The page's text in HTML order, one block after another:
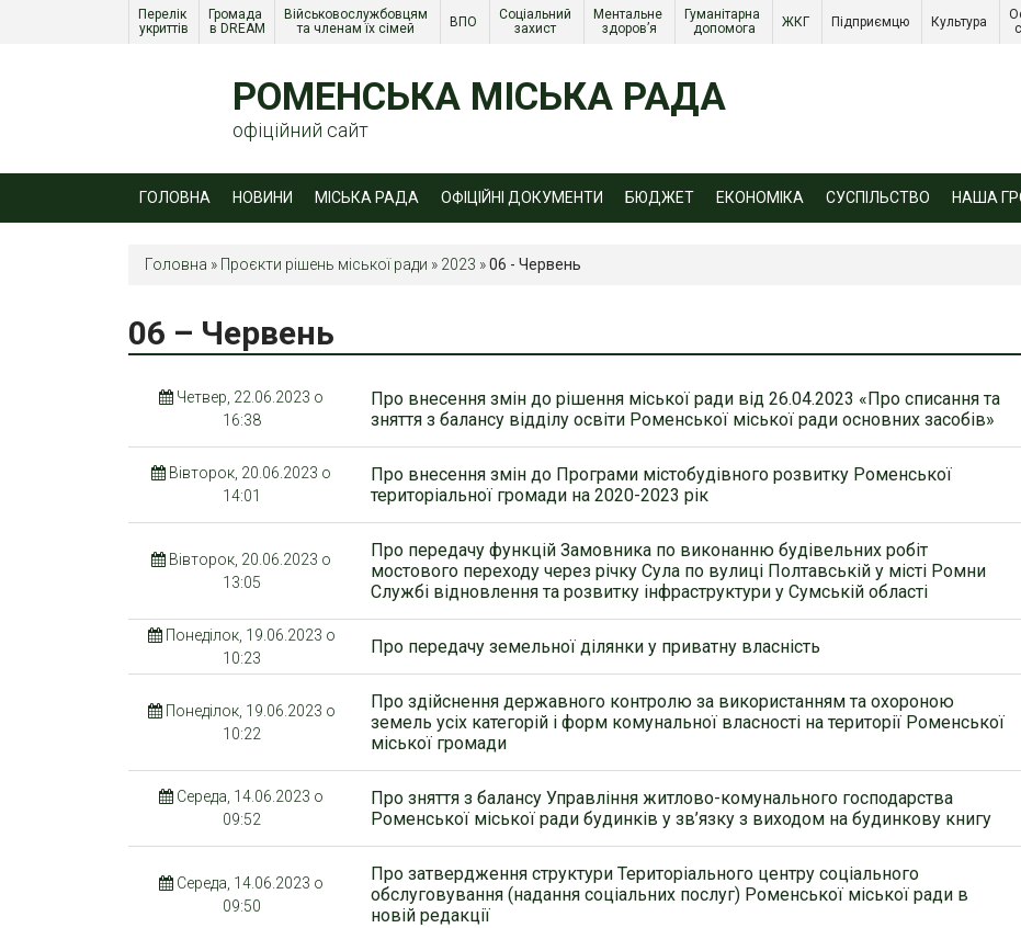
Перелік
укриттів
Громада
в DREAM
Військовослужбовцям
та членам їх сімей
ВПО
Соціальний
захист
Ментальне
здоров’я
Гуманітарна
допомога
ЖКГ Підприємцю Культура
РОМЕНСЬКА МІСЬКА РАДА
офіційний сайт
ГОЛОВНА НОВИНИ МІСЬКА РАДА ОФІЦІЙНІ ДОКУМЕНТИ БЮДЖЕТ ЕКОНОМІКА СУСПІЛЬСТВО НАША
Головна » Проєкти рішень міської ради » 2023 »06 - Червень
06 – Червень
Четвер, 22.06.2023 о
16:38
Про внесення змін до рішення міської ради від 26.04.2023 «Про списання та
зняття з балансу відділу освіти Роменської міської ради основних засобів»
Вівторок, 20.06.2023 о
14:01
Про внесення змін до Програми містобудівного розвитку Роменської
територіальної громади на 2020-2023 рік
Вівторок, 20.06.2023 о
13:05
Про передачу функцій Замовника по виконанню будівельних робіт
мостового переходу через річку Сула по вулиці Полтавській у місті Ромни
Службі відновлення та розвитку інфраструктури у Сумській області
Понеділок, 19.06.2023 о
10:23
Про передачу земельної ділянки у приватну власність
Понеділок, 19.06.2023 о
10:22
Про здійснення державного контролю за використанням та охороною
земель усіх категорій і форм комунальної власності на території Роменської
міської громади
Середа, 14.06.2023 о
09:52
Про зняття з балансу Управління житлово-комунального господарства
Роменської міської ради будинків у зв’язку з виходом на будинкову книгу
Середа, 14.06.2023 о
09:50
Про затвердження структури Територіального центру соціального
обслуговування (надання соціальних послуг) Роменської міської ради в
новій редакції